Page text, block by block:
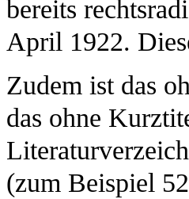
bereits
April 1922.
Zudem ist das
das ohne
(zum Beispiel